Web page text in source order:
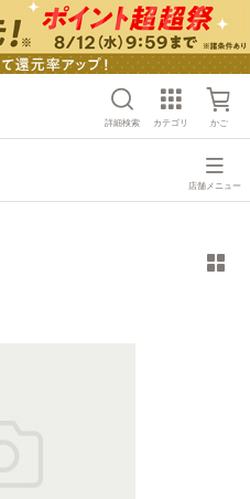
詳細検索 カテゴリ かご
店舗メニュー